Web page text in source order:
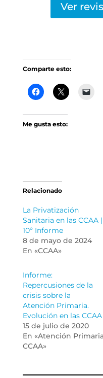
Ver
Comparte esto:
Me gusta esto:
Relacionado
La Privatización
Sanitaria en las CCAA |
10º Informe
8 de mayo de 2024
En «CCAA»
Informe:
Repercusiones de la
crisis sobre la
Atención Primaria.
Evolución en las CCAA
15 de julio de 2020
En «Atención
CCAA»